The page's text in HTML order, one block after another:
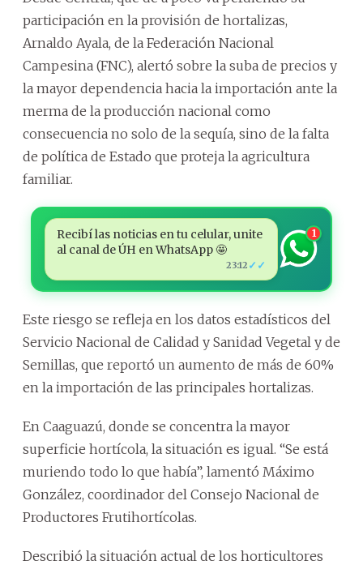
participación en la provisión de hortalizas,
Arnaldo Ayala, de la Federación Nacional
Campesina (FNC), alertó sobre la suba de precios y
la mayor dependencia hacia la importación ante la
merma de la producción nacional como
consecuencia no solo de la sequía, sino de la falta
de política de Estado que proteja la agricultura
familiar.
Recibí las noticias en tu celular, unite
al canal de ÚH en WhatsApp 🤩
23:12 ✓✓
1
Este riesgo se refleja en los datos estadísticos del
Servicio Nacional de Calidad y Sanidad Vegetal y de
Semillas, que reportó un aumento de más de 60%
en la importación de las principales hortalizas.
En Caaguazú, donde se concentra la mayor
superficie hortícola, la situación es igual. “Se está
muriendo todo lo que había”, lamentó Máximo
González, coordinador del Consejo Nacional de
Productores Frutihortícolas.
Describió la situación actual de los horticultores